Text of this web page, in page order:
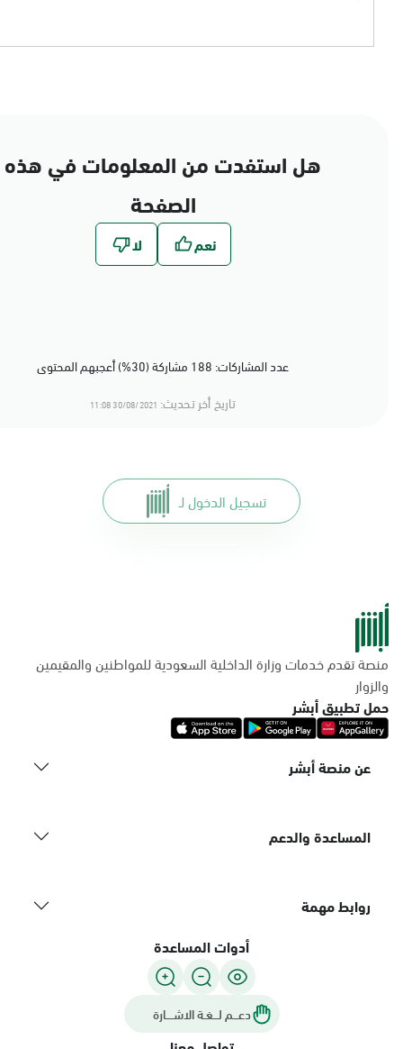
هل استفدت من المعلومات في هذه
الصفحة
عدد المشاركات: 188 مشاركة (30%) أعجبهم المحتوى
تاريخ أخر تحديث: 30/08/2021 11:08
تسجيل الدخول لـ
منصة تقدم خدمات وزارة الداخلية السعودية للمواطنين والمقيمين
والزوار
حمل تطبيق أبشر
عن منصة أبشر
المساعدة والدعم
روابط مهمة
أدوات المساعدة
دعـــم لـــغـة الاشــــارة